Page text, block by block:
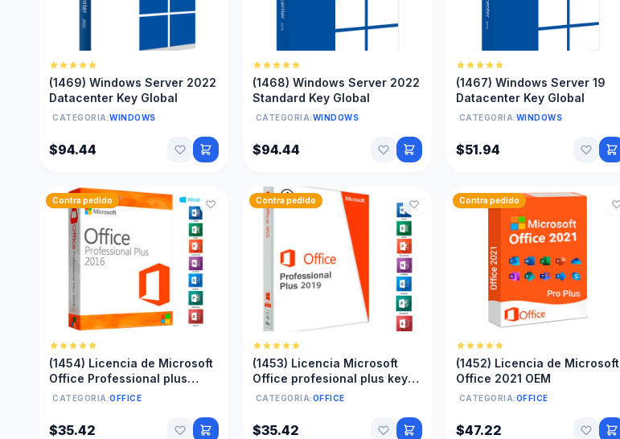
(1469) Windows Server 2022
Datacenter Key Global
CATEGORIA:WINDOWS
$94.44
(1468) Windows Server 2022
Standard Key Global
CATEGORIA:WINDOWS
$94.44
(1467) Windows Server 19
Datacenter Key Global
CATEGORIA:WINDOWS
$51.94
Contra pedido
(1454) Licencia de Microsoft
Office Professional plus
2016 OEM
CATEGORIA:OFFICE
$35.42
Contra pedido
(1453) Licencia Microsoft
Office profesional plus key
2019 OEM
CATEGORIA:OFFICE
$35.42
Contra pedido
(1452) Licencia de Microsoft
Office 2021 OEM
CATEGORIA:OFFICE
$47.22